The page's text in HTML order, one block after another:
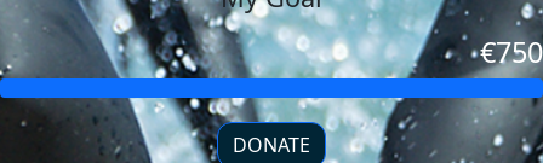
€750
DONATE